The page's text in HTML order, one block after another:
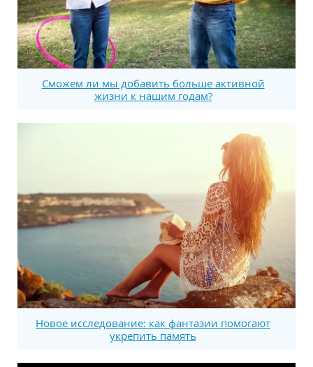
Сможем ли мы добавить больше активной
жизни к нашим годам?
Новое исследование: как фантазии помогают
укрепить память